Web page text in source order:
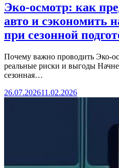
Эко-осмотр: как
авто и сэкономить
при сезонной
Почему важно проводить Эко-
реальные риски и выгоды
сезонная…
26.07.202611.02.2026